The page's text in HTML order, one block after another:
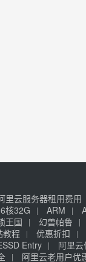
里云服务器租用费用
核32G ARM
王国 幻兽帕鲁
教程 优惠折扣
Entry 阿里
阿里云老用户优